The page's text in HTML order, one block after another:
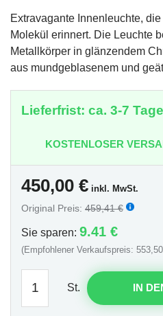
Extravagante Innenleuchte,
Molekül erinnert. Die Leuchte
Metallkörper in glänzendem
aus mundgeblasenem und
Lieferfrist: ca. 3-7
KOSTENLOSER
450,00 € inkl. MwSt.
Original Preis: 459,41 €
Sie sparen: 9.41 €
(Empfohlener Verkaufspreis:
St. IN